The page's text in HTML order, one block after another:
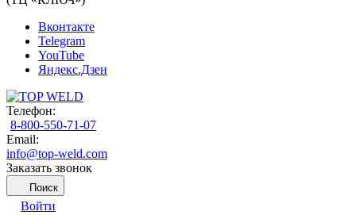
Вконтакте
Telegram
YouTube
Яндекс.Дзен
Телефон:
8-800-550-71-07
Email:
info@top-weld.com
Заказать звонок
Поиск
Войти